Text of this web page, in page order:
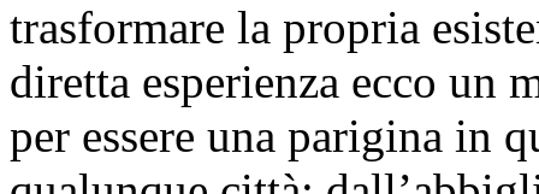
trasformare la propria
diretta esperienza ecco un
per essere una parigina in